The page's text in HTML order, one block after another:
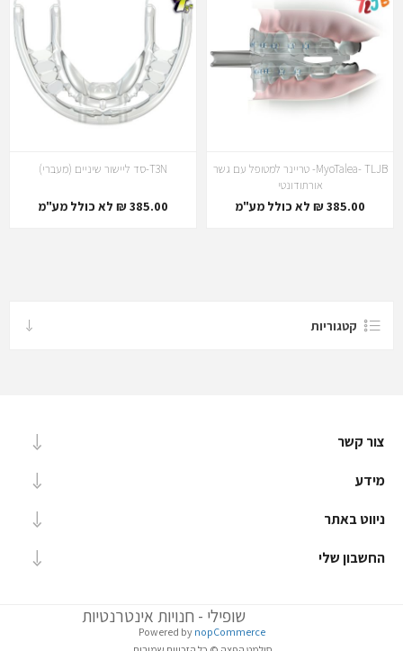
MyoTalea- TLJB- טריינר למטופל עם גשר
אורתודונטי
385.00 ₪ לא כולל מע"מ
T3N-סד ליישור שיניים (מעברי)
385.00 ₪ לא כולל מע"מ
קטגוריות
צור קשר
מידע
ניווט באתר
החשבון שלי
Powered by nopCommerce
שופילי - חנויות אינטרנטיות